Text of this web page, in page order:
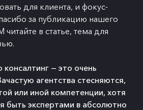
для клиента, и фокус-
за публикацию нашего
читайте в статье, тема для
— это очень
агентства стесняются,
или иной компетенции, хотя
быть экспертами в абсолютно